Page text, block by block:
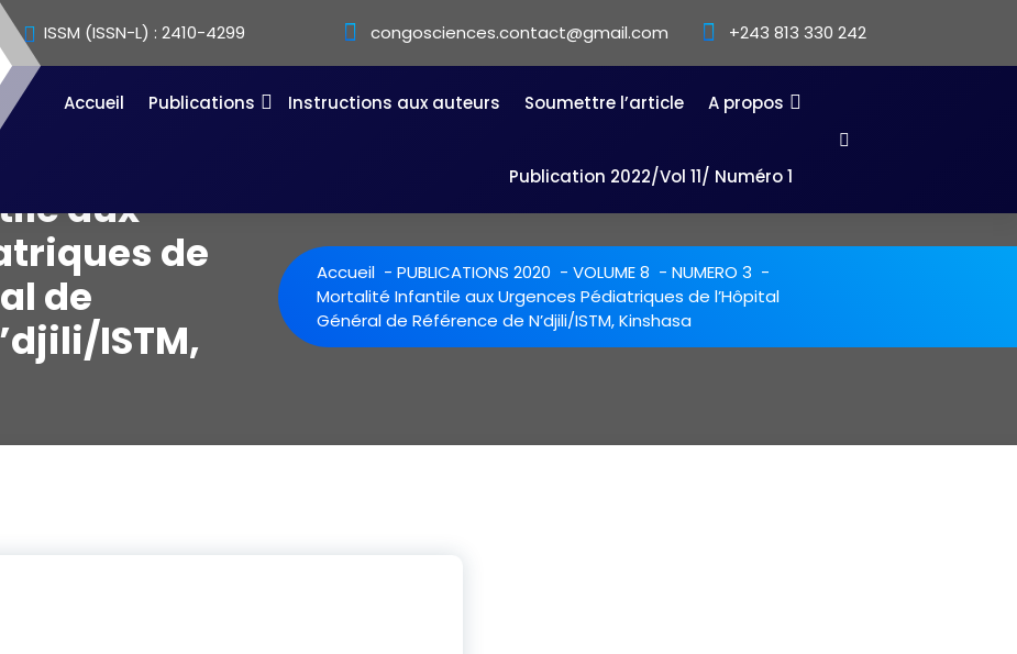
ISSM (ISSN-L) : 2410-4299 congosciences.contact@gmail.com +243 813 330 242
Accueil Publications Instructions aux auteurs Soumettre l’article A propos
Publication 2022/Vol 11/ Numéro 1
aux
de
de
ISTM,
Accueil - PUBLICATIONS 2020 - VOLUME 8 - NUMERO 3 -
Mortalité Infantile aux Urgences Pédiatriques de l’Hôpital
Général de Référence de N’djili/ISTM, Kinshasa